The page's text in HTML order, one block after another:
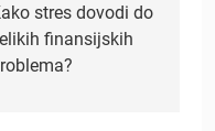
stres dovodi do
finansijskih